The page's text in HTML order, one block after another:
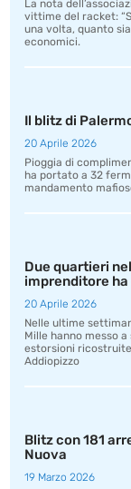
La nota
vittime del racket:
una volta, quanto
economici.
Il blitz di
20 Aprile 2026
Pioggia di
ha portato a 32
mandamento
Due quartieri
imprenditore
20 Aprile 2026
Nelle ultime
Mille hanno messo
estorsioni
Addiopizzo
Blitz con 181
Nuova
19 Marzo 2026